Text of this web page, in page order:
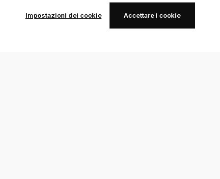
Impostazioni dei cookie Accettare i cookie